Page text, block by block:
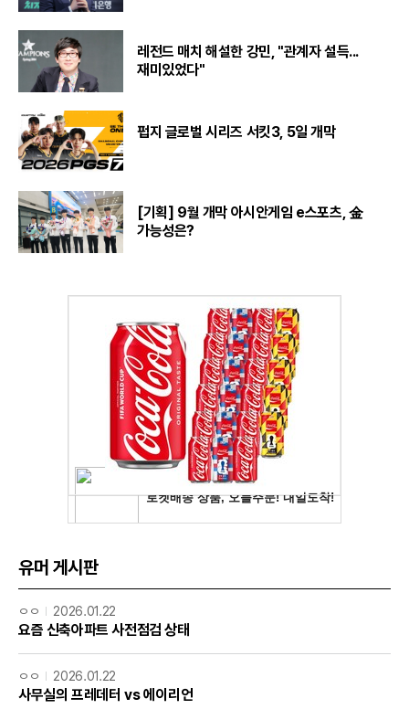
레전드 매치 해설한 강민, "관계자 설득...
재미있었다"
펍지 글로벌 시리즈 서킷3, 5일 개막
[기획] 9월 개막 아시안게임 e스포츠, 金
가능성은?
유머 게시판
ㅇㅇ 2026.01.22
요즘 신축아파트 사전점검 상태
ㅇㅇ 2026.01.22
사무실의 프레데터 vs 에이리언